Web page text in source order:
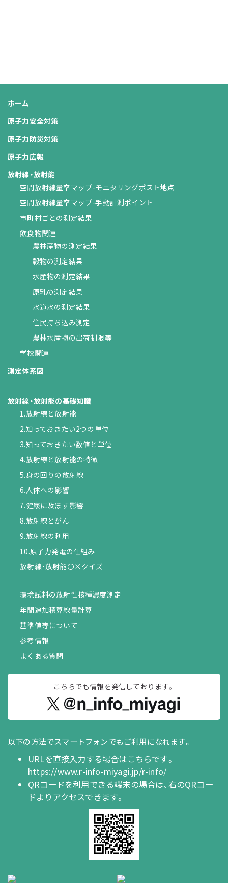
ホーム
原子力安全対策
原子力防災対策
原子力広報
放射線・放射能
空間放射線量率マップ-モニタリングポスト地点
空間放射線量率マップ-手動計測ポイント
市町村ごとの測定結果
飲食物関連
農林産物の測定結果
穀物の測定結果
水産物の測定結果
原乳の測定結果
水道水の測定結果
住民持ち込み測定
農林水産物の出荷制限等
学校関連
測定体系図
放射線・放射能の基礎知識
1.放射線と放射能
2.知っておきたい2つの単位
3.知っておきたい数値と単位
4.放射線と放射能の特徴
5.身の回りの放射線
6.人体への影響
7.健康に及ぼす影響
8.放射線とがん
9.放射線の利用
10.原子力発電の仕組み
放射線・放射能〇×クイズ
環境試料の放射性核種濃度測定
年間追加積算線量計算
基準値等について
参考情報
よくある質問
こちらでも情報を発信しております。
以下の方法でスマートフォンでもご利用になれます。
URLを直接入力する場合はこちらです。
https://www.r-info-miyagi.jp/r-info/
QRコードを利用できる端末の場合は、右のQRコー
ドよりアクセスできます。